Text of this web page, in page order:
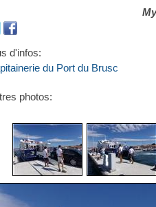
d'infos:
du Port du Brusc
photos: